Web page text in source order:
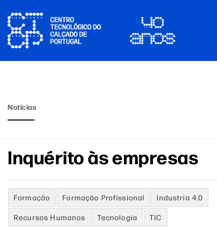
Notícias
Inquérito às empresas
Formação Formação Profissional Industria 4.0
Recursos Humanos Tecnologia TIC